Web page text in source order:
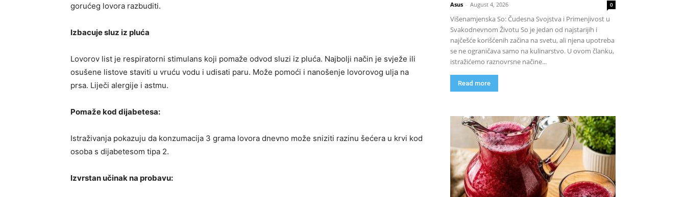
gorućeg lovora razbuditi.
Izbacuje sluz iz pluća
Lovorov list je respiratorni stimulans koji pomaže odvod sluzi iz pluća. Najbolji način je svježe ili
osušene listove staviti u vruću vodu i udisati paru. Može pomoći i nanošenje lovorovog ulja na
prsa. Liječi alergije i astmu.
Pomaže kod dijabetesa:
Istraživanja pokazuju da konzumacija 3 grama lovora dnevno može sniziti razinu šećera u krvi kod
osoba s dijabetesom tipa 2.
Izvrstan učinak na probavu:
Asus - August 4, 2026 0
Višenamjenska So: Čudesna Svojstva i Primenjivost u
Svakodnevnom Životu So je jedan od najstarijih i
najčešće korišćenih začina na svetu, ali njena upotreba
se ne ograničava samo na kulinarstvo. U ovom članku,
istražićemo raznovrsne načine...
Read more